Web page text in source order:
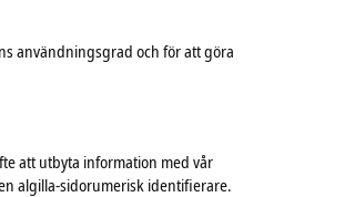
användningsgrad och för att göra
att utbyta information med vår
algilla-sidorumerisk identifierare.